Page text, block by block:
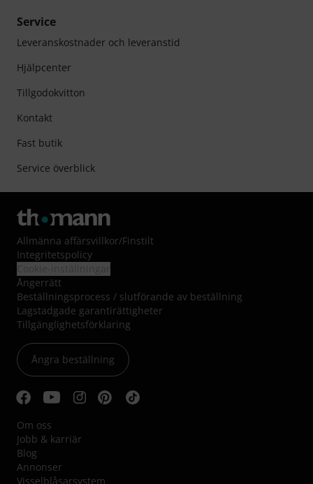
Service
Leveranskostnader och leveranstid
Hjälpcenter
Tillgodokvitton
Kontakt
Fast butik
Service överblick
Allmänna affärsvillkor/Finstilt
Integritetspolicy
Ångerrätt
Beställningsprocess / slutförande av beställning
Lagstadgade garantirättigheter
Tillgänglighetsförklaring
Ångra beställning
Om oss
Jobb & karriär
Blog
Annonser
Visselblåsarsystem